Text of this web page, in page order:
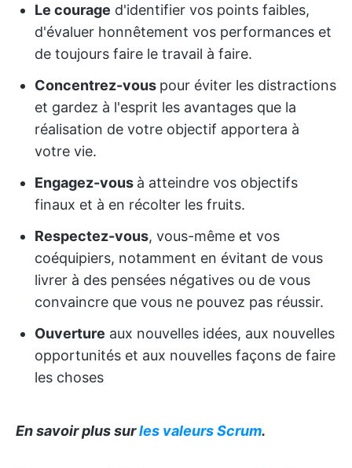
Le courage d'identifier vos points faibles,
d'évaluer honnêtement vos performances et
de toujours faire le travail à faire.
Concentrez-vous pour éviter les distractions
et gardez à l'esprit les avantages que la
réalisation de votre objectif apportera à
votre vie.
Engagez-vous à atteindre vos objectifs
finaux et à en récolter les fruits.
Respectez-vous, vous-même et vos
coéquipiers, notamment en évitant de vous
livrer à des pensées négatives ou de vous
convaincre que vous ne pouvez pas réussir.
Ouverture aux nouvelles idées, aux nouvelles
opportunités et aux nouvelles façons de faire
les choses
En savoir plus surles valeurs Scrum.